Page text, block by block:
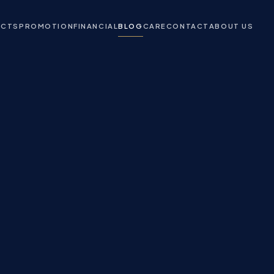
PROMOTIONFINANCIALBLOG CARECONTACT ABOUT US